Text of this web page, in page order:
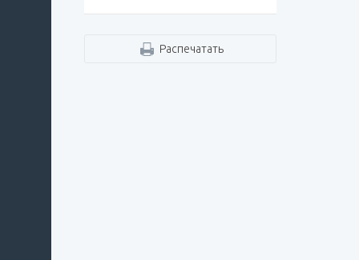
Распечатать